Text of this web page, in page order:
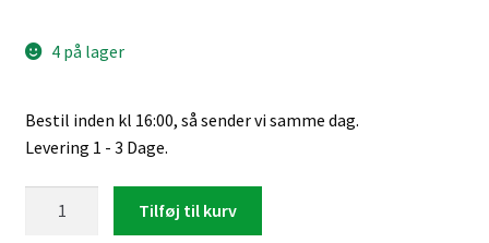
4 på lager
Bestil inden kl 16:00, så sender vi samme dag.
Levering 1 - 3 Dage.
Tilføj til kurv